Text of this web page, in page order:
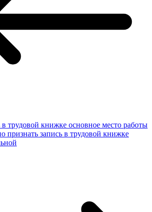
трудовой книжке основное место работы
признать запись в трудовой книжке